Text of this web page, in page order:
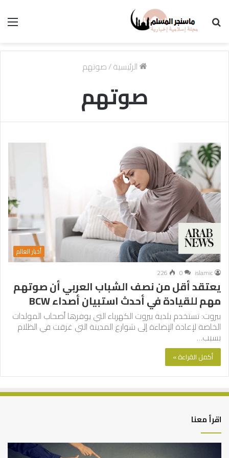
الرئيسية/صوتهم
صوتهم
أخبار العالم
islamic
0
226
يعتقد أقل من نصف الشباب العربي أن صوتهم
مهم للقيادة في أحدث استبيان أصداء BCW
بيروت: تستخدم بلدية بيروت الكهرباء التي يوفرها أصحاب المولدات
الخاصة لإعادة الإضاءة إلى شوارع المدينة التي غرقت في الظلام
بسبب…
أكمل القراءة »
اقرأ معنا
التوازن